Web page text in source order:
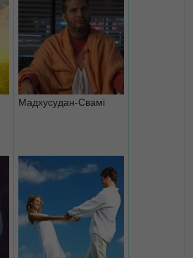
Мадхусудан-Свамі